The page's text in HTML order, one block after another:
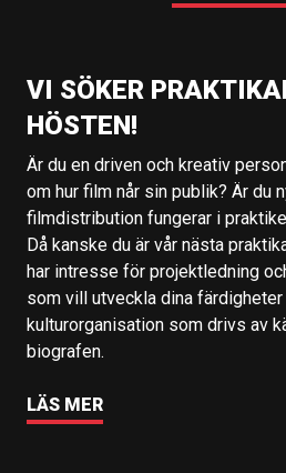
VI SÖKER
HÖSTEN!
Är du en driven och kreativ
om hur film når sin publik? Är du
filmdistribution fungerar i
Då kanske du är vår nästa
har intresse för projektledning
som vill utveckla dina
kulturorganisation som drivs av
biografen.
LÄS MER